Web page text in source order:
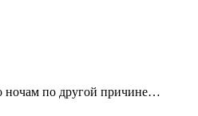
ночам по другой причине…